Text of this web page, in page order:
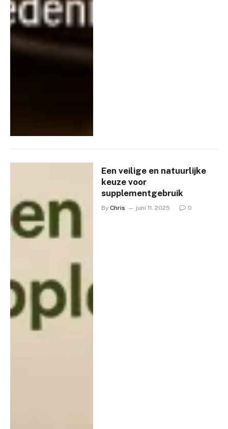
Een veilige en natuurlijke
keuze voor
supplementgebruik
By Chris juni 11, 2025 0